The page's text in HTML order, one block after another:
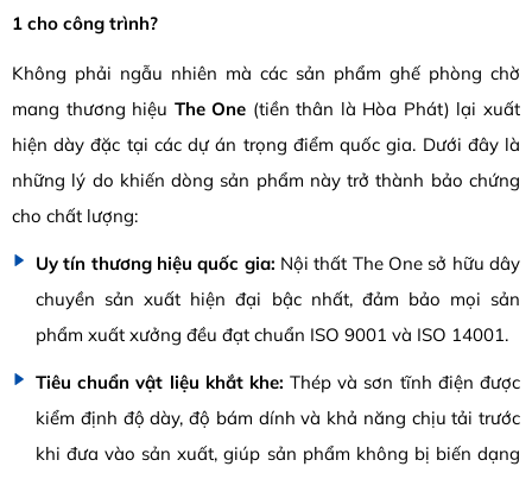
1 cho công trình?
Không phải ngẫu nhiên mà các sản phẩm ghế phòng chờ
mang thương hiệu The One (tiền thân là Hòa Phát) lại xuất
hiện dày đặc tại các dự án trọng điểm quốc gia. Dưới đây là
những lý do khiến dòng sản phẩm này trở thành bảo chứng
cho chất lượng:
Uy tín thương hiệu quốc gia: Nội thất The One sở hữu dây
chuyền sản xuất hiện đại bậc nhất, đảm bảo mọi sản
phẩm xuất xưởng đều đạt chuẩn ISO 9001 và ISO 14001.
Tiêu chuẩn vật liệu khắt khe: Thép và sơn tĩnh điện được
kiểm định độ dày, độ bám dính và khả năng chịu tải trước
khi đưa vào sản xuất, giúp sản phẩm không bị biến dạng